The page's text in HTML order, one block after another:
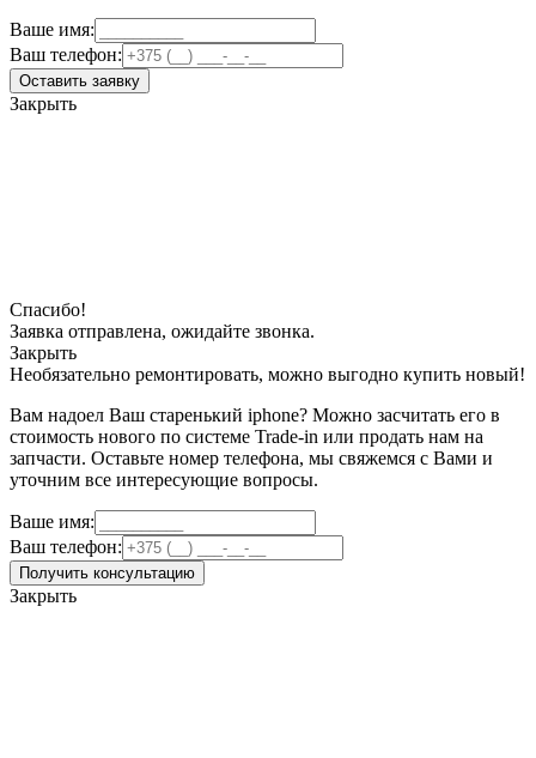
Ваше имя:
Ваш телефон:
Оставить заявку
Закрыть
Спасибо!
Заявка отправлена, ожидайте звонка.
Закрыть
Необязательно ремонтировать, можно выгодно купить новый!
Вам надоел Ваш старенький iphone? Можно засчитать его в
стоимость нового по системе Trade-in или продать нам на
запчасти. Оставьте номер телефона, мы свяжемся с Вами и
уточним все интересующие вопросы.
Ваше имя:
Ваш телефон:
Получить консультацию
Закрыть